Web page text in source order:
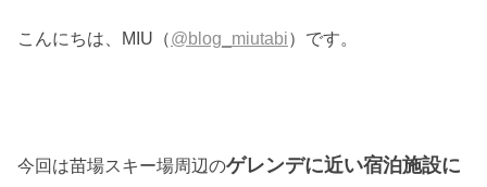
こんにちは、MIU（@blog_miutabi）です。
今回は苗場スキー場周辺のゲレンデに近い宿泊施設に